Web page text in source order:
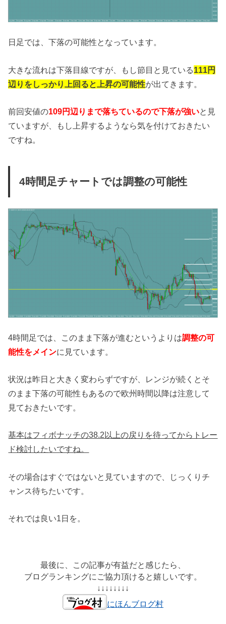
日足では、下落の可能性となっています。
大きな流れは下落目線ですが、もし節目と見ている111円
辺りをしっかり上回ると上昇の可能性が出てきます。
前回安値の109円辺りまで落ちているので下落が強いと見
ていますが、もし上昇するようなら気を付けておきたい
ですね。
4時間足チャートでは調整の可能性
4時間足では、このまま下落が進むというよりは調整の可
能性をメインに見ています。
状況は昨日と大きく変わらずですが、レンジが続くとそ
のまま下落の可能性もあるので欧州時間以降は注意して
見ておきたいです。
基本はフィボナッチの38.2以上の戻りを待ってからトレー
ド検討したいですね。
その場合はすぐではないと見ていますので、じっくりチ
ャンス待ちたいです。
それでは良い1日を。
最後に、この記事が有益だと感じたら、
ブログランキングにご協力頂けると嬉しいです。
↓↓↓↓↓↓↓↓
にほんブログ村